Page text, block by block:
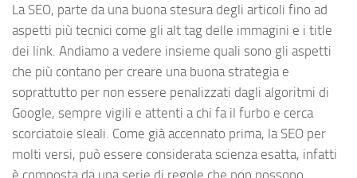
La SEO, parte da una buona stesura degli articoli fino ad
aspetti più tecnici come gli alt tag delle immagini e i title
dei link. Andiamo a vedere insieme quali sono gli aspetti
che più contano per creare una buona strategia e
soprattutto per non essere penalizzati dagli algoritmi di
Google, sempre vigili e attenti a chi fa il furbo e cerca
scorciatoie sleali. Come già accennato prima, la SEO per
molti versi, può essere considerata scienza esatta, infatti
è composta da una serie di regole che non possono